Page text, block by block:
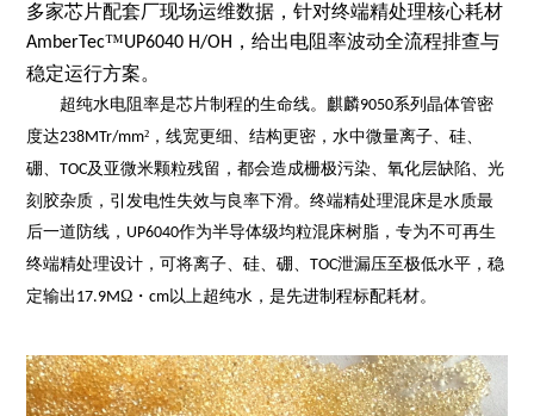
多家芯片配套厂现场运维数据，针对终端精处理核心耗材
AmberTec™UP6040 H/OH ，给出电阻率波动全流程排查与
稳定运行方案。
超纯水电阻率是芯片制程的生命线。麒麟9050系列晶体管密
度达238MTr/mm²，线宽更细、结构更密，水中微量离子、硅、
硼、 TOC及亚微米颗粒残留，都会造成栅极污染、氧化层缺陷、光
刻胶杂质，引发电性失效与良率下滑。终端精处理混床是水质最
后一道防线， UP6040作为半导体级均粒混床树脂，专为不可再生
终端精处理设计，可将离子、硅、硼、 TOC泄漏压至极低水平，稳
定输出 17.9MΩ・ cm以上超纯水，是先进制程标配耗材。